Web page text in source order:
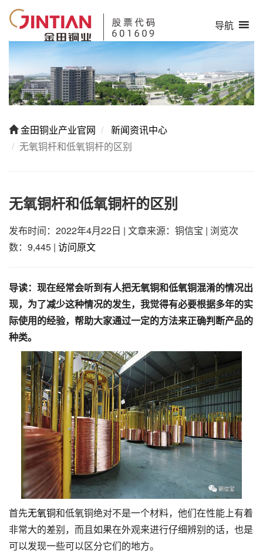
导航
金田铜业产业官网
新闻资讯中心
无氧铜杆和低氧铜杆的区别
无氧铜杆和低氧铜杆的区别
发布时间：2022年4月22日 | 文章来源：铜信宝 | 浏览次
数：9,445 | 访问原文
导读：现在经常会听到有人把无氧铜和低氧铜混淆的情况出
现，为了减少这种情况的发生，我觉得有必要根据多年的实
际使用的经验，帮助大家通过一定的方法来正确判断产品的
种类。
首先无氧铜和低氧铜绝对不是一个材料，他们在性能上有着
非常大的差别，而且如果在外观来进行仔细辨别的话，也是
可以发现一些可以区分它们的地方。